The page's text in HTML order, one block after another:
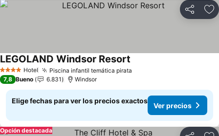
Compartir
4 EstrellasHotel Piscina infantil temática pirata
LEGOLAND Windsor Resort
7,8 Bueno 6.831 Windsor
Elige fechas para ver los precios exactos
Ver precios
Opción destacada